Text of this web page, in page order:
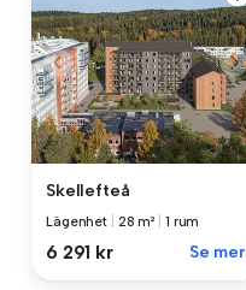
Skellefteå
Lägenhet 28 m² 1 rum
6 291 kr Se mer